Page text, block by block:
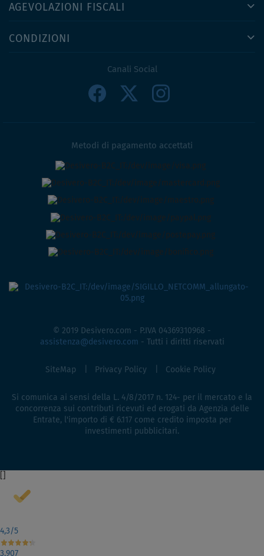
AGEVOLAZIONI FISCALI
CONDIZIONI
Canali Social
Metodi di pagamento accettati
© 2019 Desivero.com - P.IVA 04369310968 -
assistenza@desivero.com - Tutti i diritti riservati
SiteMap Privacy Policy Cookie Policy
Si comunica ai sensi della L. 4/8/2017 n. 124- per il mercato e la
concorrenza sui contributi ricevuti ed erogati da Agenzia delle
Entrate, l'importo di € 6.117 come credito imposta per
investimenti pubblicitari.
4,3 /5
3.907